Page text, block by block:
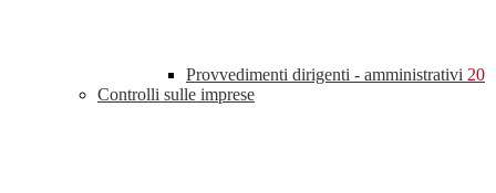
Provvedimenti dirigenti - amministrativi 20
Controlli sulle imprese